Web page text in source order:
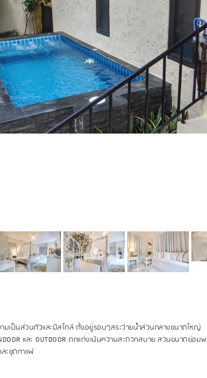
ป็นส่วนตัวและมีสไตล์ ตั้งอยู่รอบๆสระว่ายน้ำส่วนกลางขนาดใหญ่
และ OUTDOOR ตกแต่งเน้นความสะดวกสบาย สวนขนาดย่อ
ะชุดกาแฟ